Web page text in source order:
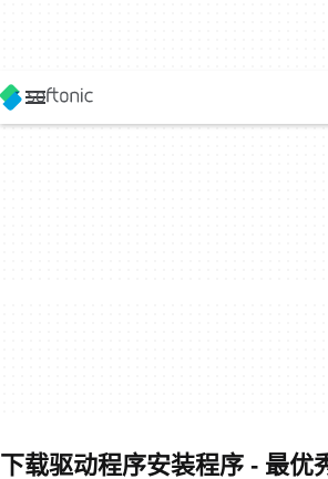
下载驱动程序安装程序 - 最优